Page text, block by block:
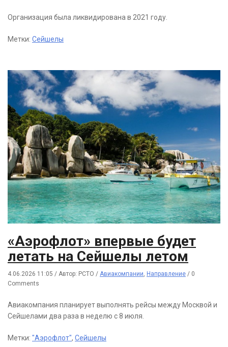
Организация была ликвидирована в 2021 году.
Метки: Сейшелы
«Аэрофлот» впервые будет
летать на Сейшелы летом
4.06.2026 11:05 / Автор: РСТО / Авиакомпании, Направление / 0
Comments
Авиакомпания планирует выполнять рейсы между Москвой и
Сейшелами два раза в неделю с 8 июля.
Метки: "Аэрофлот", Сейшелы